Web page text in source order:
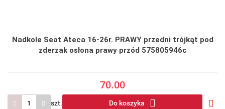
Nadkole Seat Ateca 16-26r. PRAWY przedni trójkąt pod
zderzak osłona prawy przód 575805946c
70.00
szt. Do koszyka